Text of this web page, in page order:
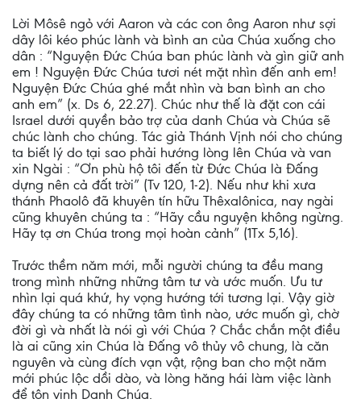
Lời Môsê ngỏ với Aaron và các con ông Aaron như sợi
dây lôi kéo phúc lành và bình an của Chúa xuống cho
dân : “Nguyện Đức Chúa ban phúc lành và gìn giữ anh
em ! Nguyện Đức Chúa tươi nét mặt nhìn đến anh em!
Nguyện Đức Chúa ghé mắt nhìn và ban bình an cho
anh em” (x. Ds 6, 22.27). Chúc như thế là đặt con cái
Israel dưới quyền bảo trợ của danh Chúa và Chúa sẽ
chúc lành cho chúng. Tác giả Thánh Vịnh nói cho chúng
ta biết lý do tại sao phải hướng lòng lên Chúa và van
xin Ngài : “Ơn phù hộ tôi đến từ Đức Chúa là Đấng
dựng nên cả đất trời” (Tv 120, 1-2). Nếu như khi xưa
thánh Phaolô đã khuyên tín hữu Thêxalônica, nay ngài
cũng khuyên chúng ta : “Hãy cầu nguyện không ngừng.
Hãy tạ ơn Chúa trong mọi hoàn cảnh” (1Tx 5,16).
Trước thềm năm mới, mỗi người chúng ta đều mang
trong mình những những tâm tư và ước muốn. Ưu tư
nhìn lại quá khứ, hy vọng hướng tới tương lại. Vậy giờ
đây chúng ta có những tâm tình nào, ước muốn gì, chờ
đời gì và nhất là nói gì với Chúa ? Chắc chắn một điều
là ai cũng xin Chúa là Đấng vô thủy vô chung, là căn
nguyên và cùng đích vạn vật, rộng ban cho một năm
mới phúc lộc dồi dào, và lòng hăng hái làm việc lành
để tôn vinh Danh Chúa.